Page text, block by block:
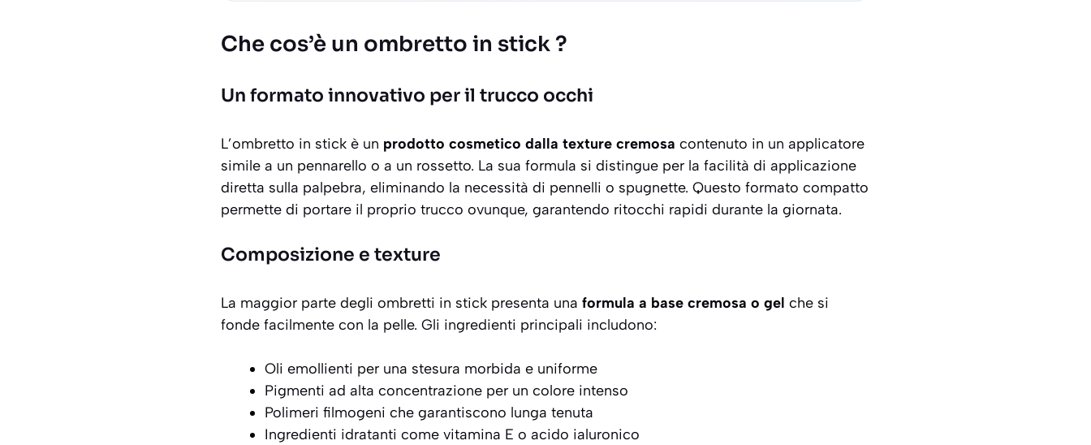
Che cos’è un ombretto in stick ?
Un formato innovativo per il trucco occhi
L’ombretto in stick è un prodotto cosmetico dalla texture cremosa contenuto in un applicatore
simile a un pennarello o a un rossetto. La sua formula si distingue per la facilità di applicazione
diretta sulla palpebra, eliminando la necessità di pennelli o spugnette. Questo formato compatto
permette di portare il proprio trucco ovunque, garantendo ritocchi rapidi durante la giornata.
Composizione e texture
La maggior parte degli ombretti in stick presenta una formula a base cremosa o gel che si
fonde facilmente con la pelle. Gli ingredienti principali includono:
Oli emollienti per una stesura morbida e uniforme
Pigmenti ad alta concentrazione per un colore intenso
Polimeri filmogeni che garantiscono lunga tenuta
Ingredienti idratanti come vitamina E o acido ialuronico